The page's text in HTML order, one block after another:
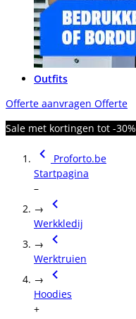
Outfits
Offerte aanvragen Offerte
Sale met kortingen tot -30%
Proforto.be
Startpagina
–
→
Werkkledij
→
Werktruien
→
Hoodies
+